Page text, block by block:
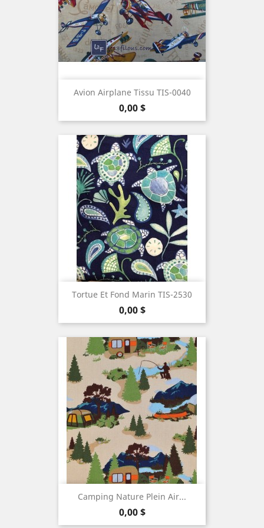
Avion Airplane Tissu TIS-0040
Prix
0,00 $
Tortue Et Fond Marin TIS-2530
Prix
0,00 $
Camping Nature Plein Air...
Prix
0,00 $